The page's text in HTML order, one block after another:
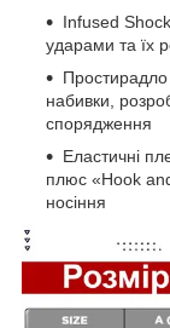
Infused
ударами та їх
Простирадло
набивки,
спорядження
Еластичні
плюс «Hook
носіння